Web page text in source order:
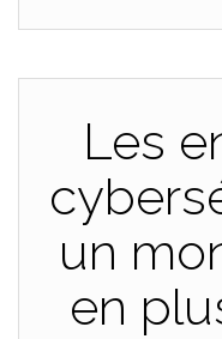
Les
un
en